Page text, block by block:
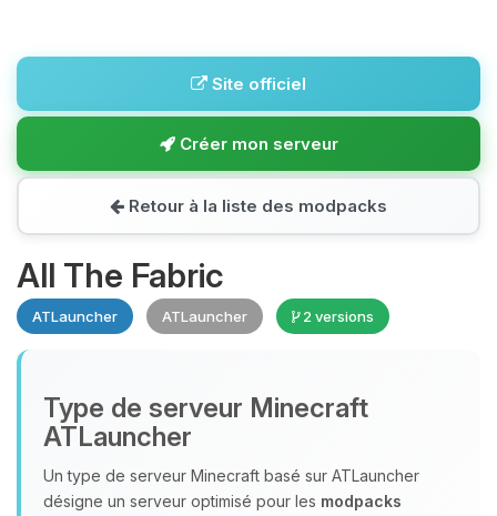
Site officiel
Créer mon serveur
Retour à la liste des modpacks
All The Fabric
ATLauncher ATLauncher 2 versions
Type de serveur Minecraft
ATLauncher
Un type de serveur Minecraft basé sur ATLauncher
désigne un serveur optimisé pour les modpacks